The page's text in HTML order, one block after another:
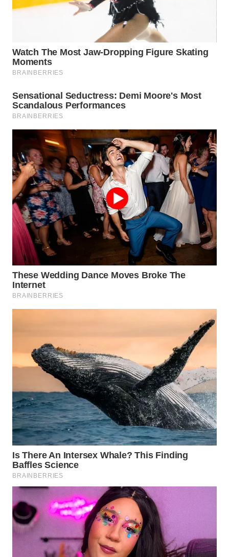
BOROBUDUR
MADURA
WN
WN
WN
BINTAN
WN
MANDALIKA
WN
LIKUPANG
WN
LABUANBAJO
Media
NEWS
WAHANA
TANI
WAHANA
ADVOKAT
WAHANA
INFRASTRUKTUR
WAHANA
KONSUMEN